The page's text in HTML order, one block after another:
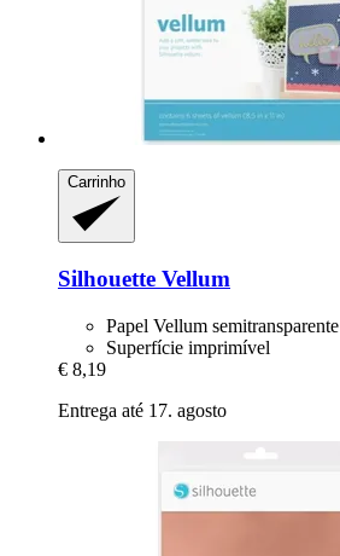
Carrinho
Silhouette Vellum
Papel Vellum semitransparente
Superfície imprimível
€ 8,19
Entrega até 17. agosto